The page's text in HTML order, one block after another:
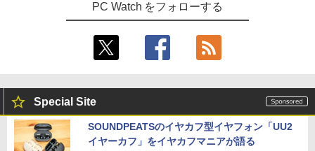
CD(1366x768)】【千葉】保証期間1ヶ月
【ランクA】
￥15,980
5
レビュー投稿 5年保証｜MS Office 2024
H&B 搭載｜中古 ノートパソコン Windo
ws11 Office付｜スペック Core i5 第7世
代 メモリ 8GB 大容量 HDD 500GB テン
キー DVDドライブ搭載 CD DVD 再生可
世代 Core i5 9500 メモリ8GB 16GB 32
GB 新品M.2SSD256GB 512GB office付
き デスクトップパソコン 中古パソコン P
C Windows11 pro Win11 3画面 PC 800
600 G5 G4 モニタ セット オフィス 2024
5
【正規永久版Office付き】ミニpc ゲーミ
＼メーカー5年保証／【最短即日発送】
【新品】モニター 21.5インチモニター デ
ィスプレイ PCモニター ASUS 液晶ディ
スプレイ VP229HFZ 22型 1920×1080 応
答速度1ms リフレッシュレート100Hz IP
￥792
PC Watch をフォローする
Special Site
SOUNDPEATSのイヤカフ型イヤフォン「UU2
イヤーカフ」をイヤカフマニアが語る